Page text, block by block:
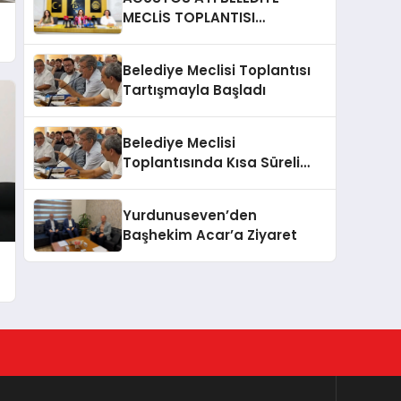
MECLİS TOPLANTISI
Belediye Meclisi Toplantısı
Tartışmayla Başladı
Belediye Meclisi
Toplantısında Kısa Süreli
Yurdunuseven’den
Başhekim Acar’a Ziyaret